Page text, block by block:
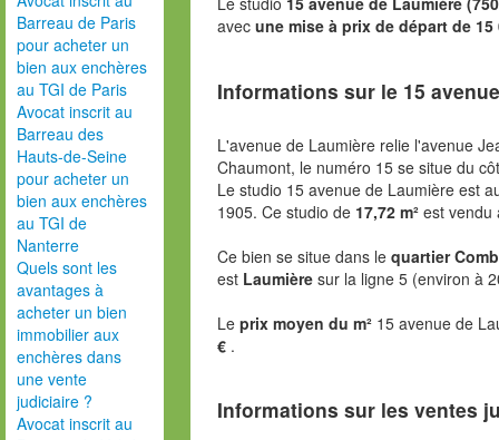
Barreau de Paris
pour acheter un
bien aux enchères
au TGI de Paris
Avocat inscrit au
Barreau des
Hauts-de-Seine
pour acheter un
bien aux enchères
au TGI de
Nanterre
Quels sont les
avantages à
acheter un bien
immobilier aux
enchères dans
une vente
judiciaire ?
Avocat inscrit au
avec une mise à prix de départ de 15
Informations sur le 15
L'avenue de Laumière relie l'avenue
Chaumont, le numéro 15 se situe du
Le studio 15 avenue de Laumière est
1905. Ce studio de 17,72 m²est vendu
Ce bien se situe dans le quartier
est Laumièresur la ligne 5 (environ à
Le prix moyen du m² 15 avenue de
€ .
Informations sur les ventes